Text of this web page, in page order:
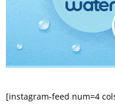
[instagram-feed num=4